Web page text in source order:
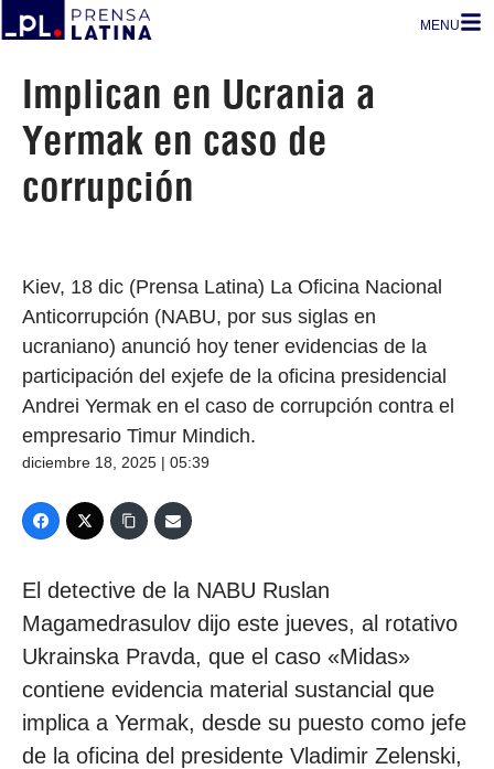
MENU
Implican en Ucrania a
Yermak en caso de
corrupción
Kiev, 18 dic (Prensa Latina) La Oficina Nacional
Anticorrupción (NABU, por sus siglas en
ucraniano) anunció hoy tener evidencias de la
participación del exjefe de la oficina presidencial
Andrei Yermak en el caso de corrupción contra el
empresario Timur Mindich.
diciembre 18, 2025 | 05:39
El detective de la NABU Ruslan
Magamedrasulov dijo este jueves, al rotativo
Ukrainska Pravda, que el caso «Midas»
contiene evidencia material sustancial que
implica a Yermak, desde su puesto como jefe
de la oficina del presidente Vladimir Zelenski,